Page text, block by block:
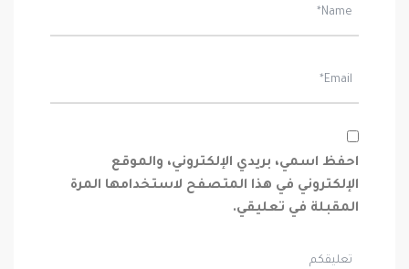
احفظ اسمي، بريدي الإلكتروني، والموقع
الإلكتروني في هذا المتصفح لاستخدامها المرة
المقبلة في تعليقي.